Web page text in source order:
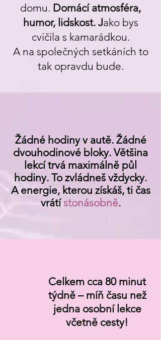
domu. Domácí atmosféra,
humor, lidskost. Jako bys
cvičila s kamarádkou.
A na společných setkáních to
tak opravdu bude.
Žádné hodiny v autě. Žádné
dvouhodinové bloky. Většina
lekcí trvá maximálně půl
hodiny. To zvládneš vždycky.
A energie, kterou získáš, ti čas
vrátístonásobně.
Celkem cca 80 minut
týdně – míň času než
jedna osobní lekce
včetně cesty!